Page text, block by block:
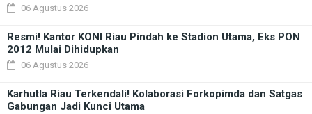
06 Agustus 2026
Resmi! Kantor KONI Riau Pindah ke Stadion Utama, Eks PON
2012 Mulai Dihidupkan
06 Agustus 2026
Karhutla Riau Terkendali! Kolaborasi Forkopimda dan Satgas
Gabungan Jadi Kunci Utama